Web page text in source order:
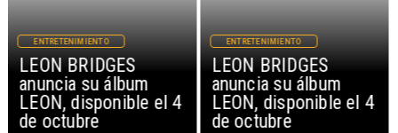
LEON BRIDGES
anuncia su álbum
LEON, disponible el 4
de octubre
ENTRETENIMIENTO
LEON BRIDGES
anuncia su álbum
LEON, disponible el 4
de octubre
ENTRETENIMIENTO